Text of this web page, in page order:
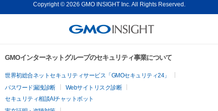
Copyright © 2026 GMO INSIGHT Inc. All Rights Reserved.
GMOインターネットグループのセキュリティ事業について
世界初総合ネットセキュリティサービス「GMOセキュリティ24」
パスワード漏洩診断
Webサイトリスク診断
セキュリティ相談AIチャットボット